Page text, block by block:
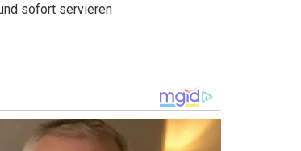
sofort servieren